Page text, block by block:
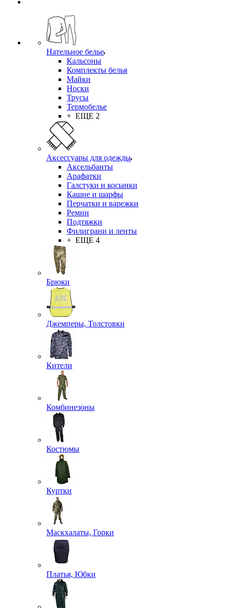
Нательное белье
Кальсоны
Комплекты белья
Майки
Носки
Трусы
Термобелье
+ ЕЩЕ 2
Аксессуары для одежды
Аксельбанты
Арафатки
Галстуки и косынки
Кашне и шарфы
Перчатки и варежки
Ремни
Подтяжки
Филиграни и ленты
+ ЕЩЕ 4
Брюки
Джемперы, Толстовки
Кители
Комбинезоны
Костюмы
Куртки
Маскхалаты, Горки
Платья, Юбки